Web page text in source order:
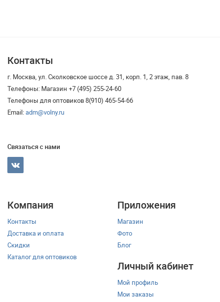
Контакты
г. Москва, ул. Сколковское шоссе д. 31, корп. 1, 2 этаж, пав. 8
Телефоны: Магазин +7 (495) 255-24-60
Телефоны для оптовиков 8(910) 465-54-66
Email:adm@volny.ru
Связаться с нами
Компания
Контакты
Доставка и оплата
Скидки
Каталог для оптовиков
Приложения
Магазин
Фото
Блог
Личный кабинет
Мой профиль
Мои заказы